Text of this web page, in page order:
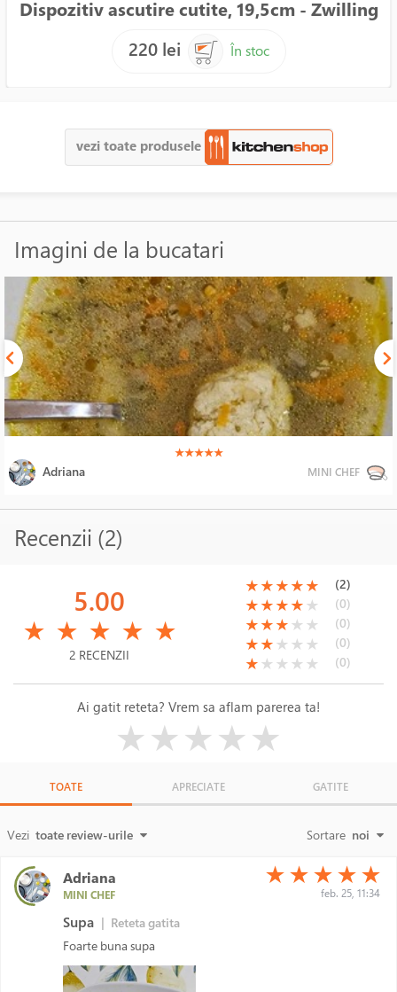
Dispozitiv ascutire cutite, 19,5cm - Zwilling
220 lei
În stoc
vezi toate produsele
Imagini de la bucatari
(*)
★(*)
★(*)
★(*)
★(*)
★
Adriana MINI CHEF
Recenzii (2)
5.00
★ ★ ★ ★ ★
2 RECENZII
(*)
★(*)
★(*)
★(*)
★(*)
★ (2)
(*)
★(*)
★(*)
★(*)
★( )
★ (0)
(*)
★(*)
★(*)
★( )
★ ( )
★ (0)
(*)
★(*)
★( )
★ ( )
★ ( )
★ (0)
(*)
★( )
★ ( )
★ ( )
★ ( )
★ (0)
Ai gatit reteta? Vrem sa aflam parerea ta!
★★★★★
TOATE APRECIATE GATITE
Vezi toate review-urile Sortare noi
Adriana
MINI CHEF
(*)
★ (*)
★ (*)
★ (*)
★ (*)
★
feb. 25, 11:34
Supa | Reteta gatita
Foarte buna supa